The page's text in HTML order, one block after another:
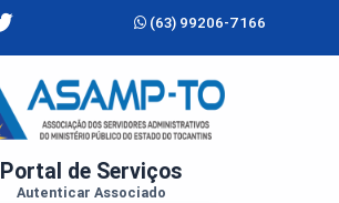
(63) 99206-7166
Portal de Serviços
Autenticar Associado